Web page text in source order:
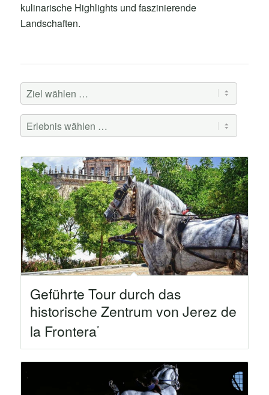
kulinarische Highlights und faszinierende
Landschaften.
Geführte Tour durch das
historische Zentrum von Jerez de
la Frontera